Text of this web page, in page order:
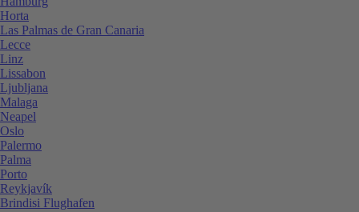
Horta
Las Palmas de Gran Canaria
Lecce
Linz
Lissabon
Ljubljana
Malaga
Neapel
Oslo
Palermo
Palma
Porto
Reykjavík
Brindisi Flughafen